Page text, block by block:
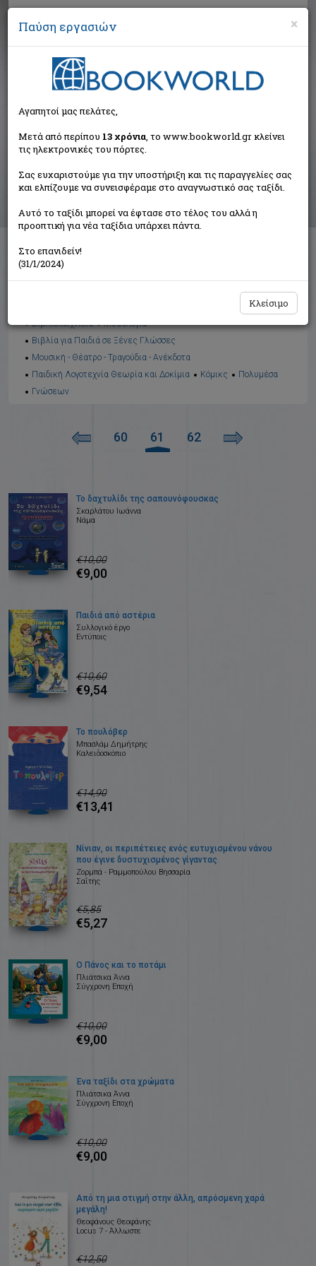
Αναζήτηση
Βιβλία στην κατηγορία
Παιδικά - Εφηβικά
Διαθέσιμες υποκατηγορίες
Εορταστικά - Επετειακά
Ημερολόγια - Λευκώματα
Βιβλιοπαιχνίδια
Μυθολογία
Βιβλία για Παιδιά σε Ξένες Γλώσσες
Μουσική - Θέατρο - Τραγούδια - Ανέκδοτα
Παιδική Λογοτεχνία Θεωρία και Δοκίμια
Κόμικς
Πολυμέσα
Γνώσεων
60 61 62
Το δαχτυλίδι της σαπουνόφουσκας
Σκαρλάτου Ιωάννα
Νάμα
€10,00
€9,00
Παιδιά από αστέρια
Συλλογικό έργο
Εντύποις
€10,60
€9,54
Το πουλόβερ
Μπασλάμ Δημήτρης
Καλειδοσκόπιο
€14,90
€13,41
Νίνιαν, οι περιπέτειες ενός ευτυχισμένου νάνου
που έγινε δυστυχισμένος γίγαντας
Ζορμπά - Ραμμοπούλου Βησσαρία
Σαΐτης
€5,85
€5,27
Ο Πάνος και το ποτάμι
Πλιάτσικα Άννα
Σύγχρονη Εποχή
€10,00
€9,00
Ένα ταξίδι στα χρώματα
Πλιάτσικα Άννα
Σύγχρονη Εποχή
€10,00
€9,00
Από τη μια στιγμή στην άλλη, απρόσμενη χαρά
μεγάλη!
Θεοφάνους Θεοφάνης
Locus 7 - Άλλωστε
€12,50
×
Παύση εργασιών
Αγαπητοί μας πελάτες,
Μετά από περίπου 13 χρόνια, το www.bookworld.gr κλείνει
τις ηλεκτρονικές του πόρτες.
Σας ευχαριστούμε για την υποστήριξη και τις παραγγελίες σας
και ελπίζουμε να συνεισφέραμε στο αναγνωστικό σας ταξίδι.
Αυτό το ταξίδι μπορεί να έφτασε στο τέλος του αλλά η
προοπτική για νέα ταξίδια υπάρχει πάντα.
Στο επανιδείν!
(31/1/2024)
Κλείσιμο